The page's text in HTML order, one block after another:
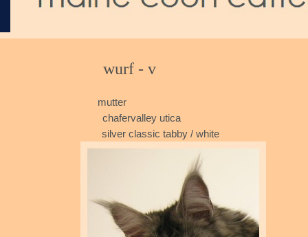
chafervalley utica
silver classic tabby / white